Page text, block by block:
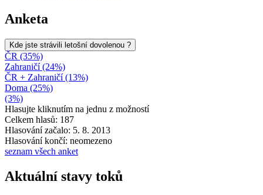
Anketa
Kde jste strávili letošní dovolenou ?
ČR (35%)
Zahraničí (24%)
ČR + Zahraničí (13%)
Doma (25%)
(3%)
Hlasujte kliknutím na jednu z možností
Celkem hlasů: 187
Hlasování začalo: 5. 8. 2013
Hlasování končí: neomezeno
seznam všech anket
Aktuální stavy toků